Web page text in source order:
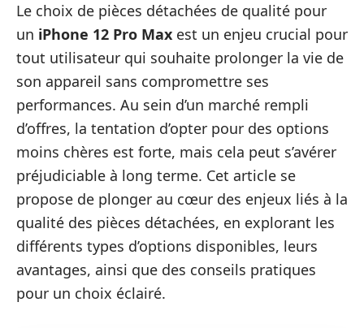
Le choix de pièces détachées de qualité pour
un iPhone 12 Pro Max est un enjeu crucial pour
tout utilisateur qui souhaite prolonger la vie de
son appareil sans compromettre ses
performances. Au sein d’un marché rempli
d’offres, la tentation d’opter pour des options
moins chères est forte, mais cela peut s’avérer
préjudiciable à long terme. Cet article se
propose de plonger au cœur des enjeux liés à la
qualité des pièces détachées, en explorant les
différents types d’options disponibles, leurs
avantages, ainsi que des conseils pratiques
pour un choix éclairé.